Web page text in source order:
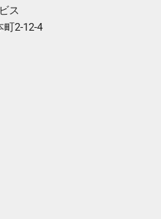
ス
2-12-4